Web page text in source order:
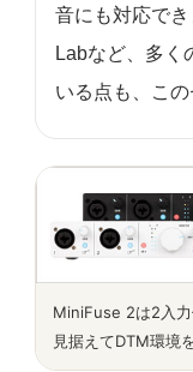
音にも対応で
Labなど、多く
いる点も、この
MiniFuse 2は2入力
見据えてDTM環境